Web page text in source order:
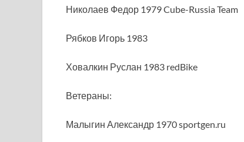
Николаев Федор 1979 Cube-Russia Team
Рябков Игорь 1983
Ховалкин Руслан 1983 redBike
Ветераны:
Малыгин Александр 1970 sportgen.ru